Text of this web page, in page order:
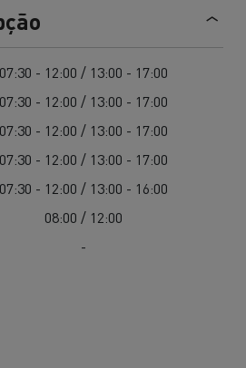
Configurador 3D
carregamento
07:30 - 12:00 / 13:00 - 17:00
07:30 - 12:00 / 13:00 - 17:00
07:30 - 12:00 / 13:00 - 17:00
07:30 - 12:00 / 13:00 - 17:00
07:30 - 12:00 / 13:00 - 16:00
08:00 / 12:00
-